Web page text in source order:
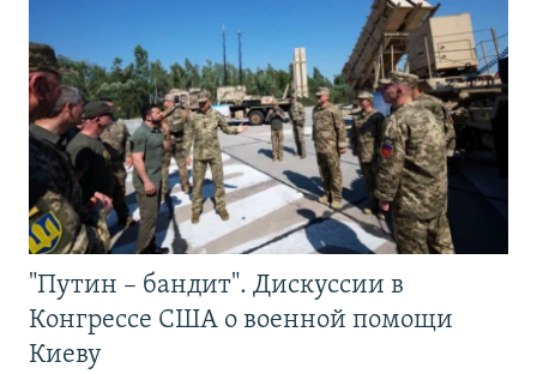
"Путин – бандит". Дискуссии в
Конгрессе США о военной помощи
Киеву